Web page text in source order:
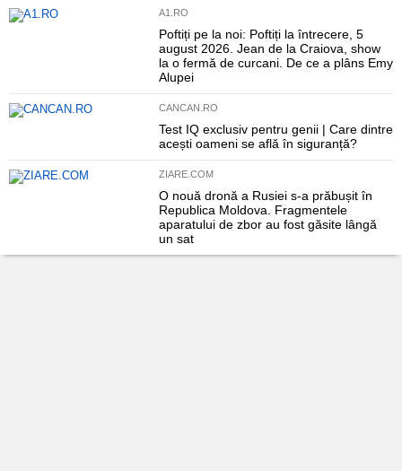
A1.RO
Poftiți pe la noi: Poftiți la întrecere, 5
august 2026. Jean de la Craiova, show
la o fermă de curcani. De ce a plâns Emy
Alupei
CANCAN.RO
Test IQ exclusiv pentru genii | Care dintre
acești oameni se află în siguranță?
ZIARE.COM
O nouă dronă a Rusiei s-a prăbușit în
Republica Moldova. Fragmentele
aparatului de zbor au fost găsite lângă
un sat